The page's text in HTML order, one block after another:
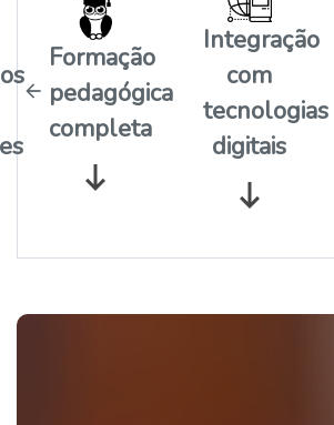
Formação
pedagógica
completa
Integração
com
tecnologias
digitais